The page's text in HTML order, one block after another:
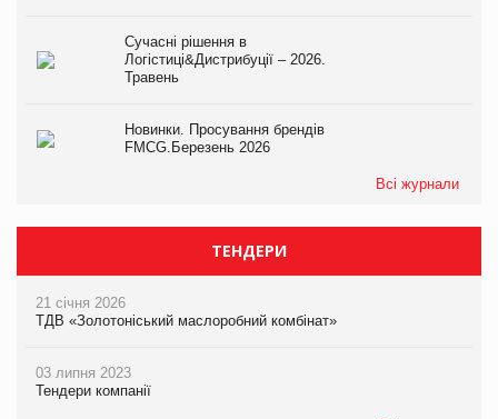
Сучасні рішення в
Логістиці&Дистрибуції – 2026.
Травень
Новинки. Просування брендів
FMCG.Березень 2026
Всі журнали
ТЕНДЕРИ
21 січня 2026
ТДВ «Золотоніський маслоробний комбінат»
03 липня 2023
Тендери компанії